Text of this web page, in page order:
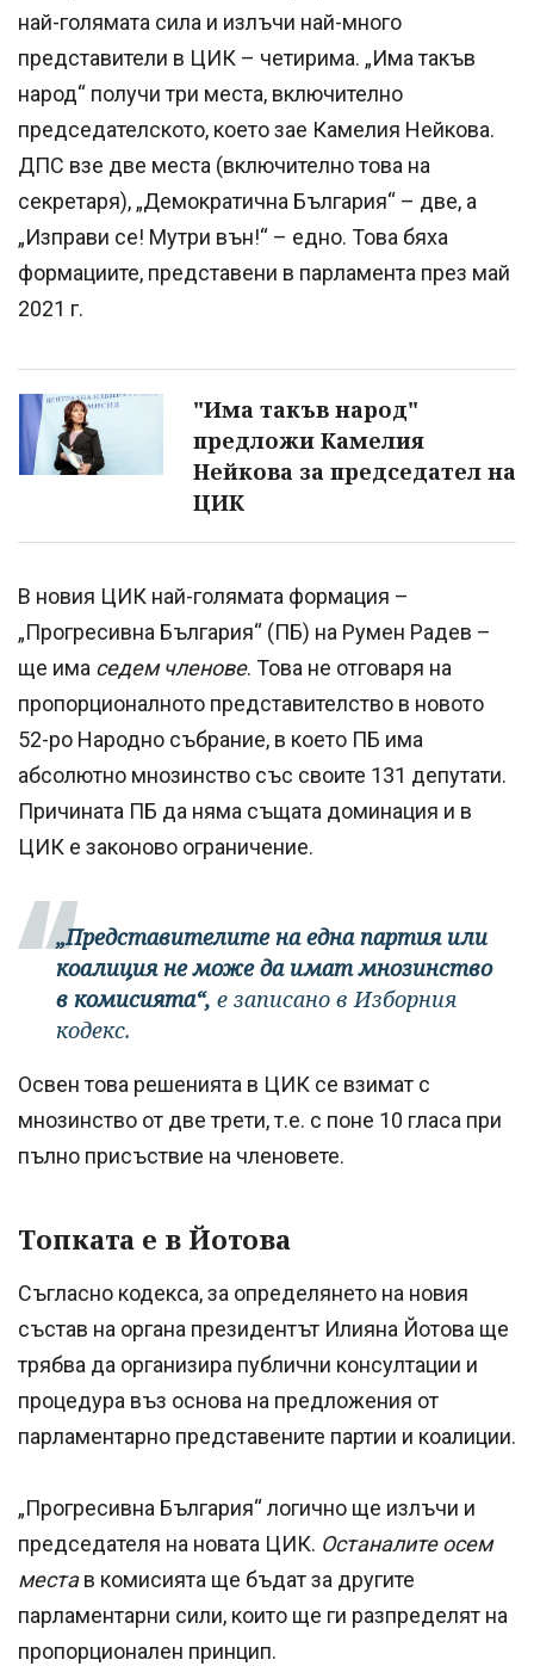
най-голямата сила и излъчи най-много
представители в ЦИК – четирима. „Има такъв
народ“ получи три места, включително
председателското, което зае Камелия Нейкова.
ДПС взе две места (включително това на
секретаря), „Демократична България“ – две, а
„Изправи се! Мутри вън!“ – едно. Това бяха
формациите, представени в парламента през май
2021 г.
"Има такъв народ"
предложи Камелия
Нейкова за председател на
ЦИК
В новия ЦИК най-голямата формация –
„Прогресивна България“ (ПБ) на Румен Радев –
ще има седем членове. Това не отговаря на
пропорционалното представителство в новото
52-ро Народно събрание, в което ПБ има
абсолютно мнозинство със своите 131 депутати.
Причината ПБ да няма същата доминация и в
ЦИК е законово ограничение.
„Представителите на една партия или
коалиция не може да имат мнозинство
в комисията“, е записано в Изборния
кодекс.
Освен това решенията в ЦИК се взимат с
мнозинство от две трети, т.е. с поне 10 гласа при
пълно присъствие на членовете.
Топката е в Йотова
Съгласно кодекса, за определянето на новия
състав на органа президентът Илияна Йотова ще
трябва да организира публични консултации и
процедура въз основа на предложения от
парламентарно представените партии и коалиции.
„Прогресивна България“ логично ще излъчи и
председателя на новата ЦИК. Останалите осем
местав комисията ще бъдат за другите
парламентарни сили, които ще ги разпределят на
пропорционален принцип.